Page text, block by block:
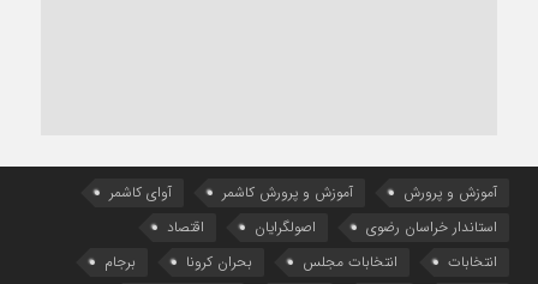
آموزش و پرورش آموزش و پرورش کاشمر
آوای کاشمر
استاندار خراسان رضوی
اصولگرایان
اقتصاد
انتخابات
انتخابات مجلس بحران کرونا
برجام